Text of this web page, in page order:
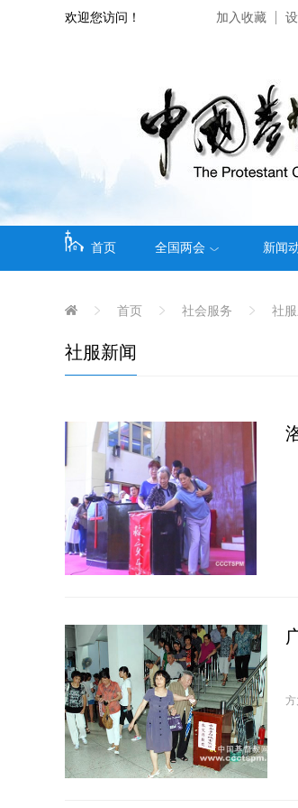
欢迎您访问！ 加入收藏
首页 全国两会 新闻
首页 社会服务 社
社服新闻